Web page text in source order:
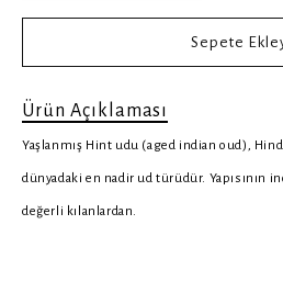
Sepete
Ürün Açıklaması
Yaşlanmış Hint udu (aged indian oud),
dünyadaki en nadir ud türüdür. Yapısının
değerli kılanlardan.